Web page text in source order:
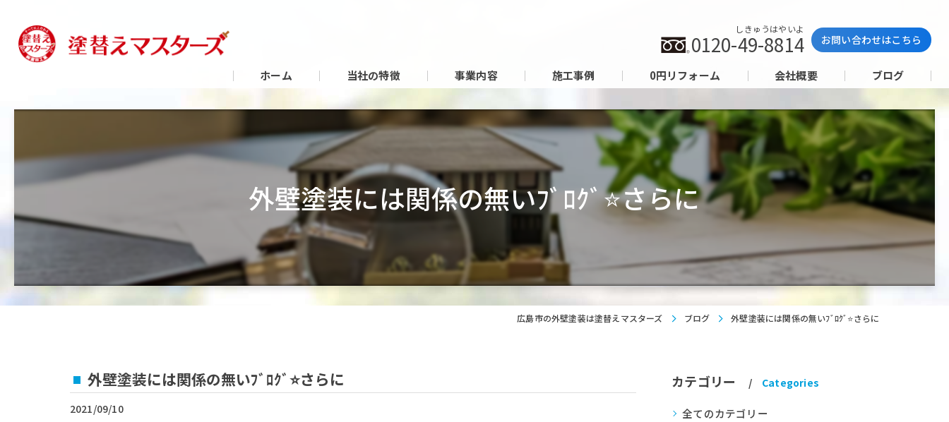
しきゅうはやいよ
0120-49-8814 お問い合わせはこちら
ホーム 当社の特徴 事業内容 施工事例 0円リフォーム 会社概要 ブログ
外壁塗装には関係の無いﾌﾞﾛｸﾞ⭐さらに
広島市の外壁塗装は塗替えマスターズ ブログ 外壁塗装には関係の無いﾌﾞﾛｸﾞ⭐さらに
外壁塗装には関係の無いﾌﾞﾛｸﾞ⭐さらに
2021/09/10
カテゴリー Categories
全てのカテゴリー